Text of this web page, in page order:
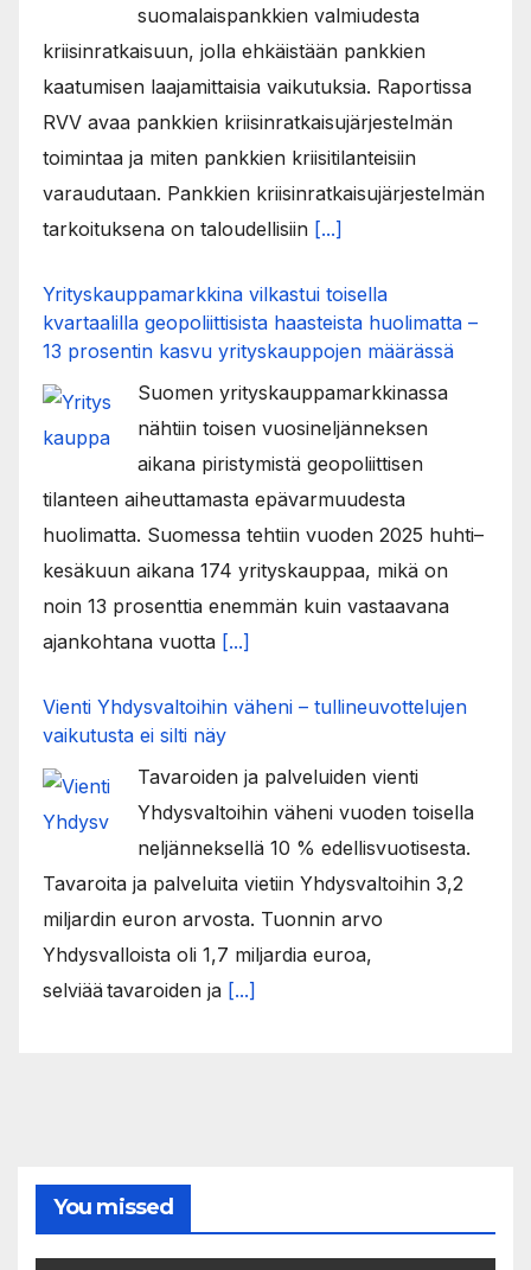
suomalaispankkien valmiudesta
kriisinratkaisuun, jolla ehkäistään pankkien
kaatumisen laajamittaisia vaikutuksia. Raportissa
RVV avaa pankkien kriisinratkaisujärjestelmän
toimintaa ja miten pankkien kriisitilanteisiin
varaudutaan. Pankkien kriisinratkaisujärjestelmän
tarkoituksena on taloudellisiin [...]
Yrityskauppamarkkina vilkastui toisella
kvartaalilla geopoliittisista haasteista huolimatta –
13 prosentin kasvu yrityskauppojen määrässä
Suomen yrityskauppamarkkinassa
nähtiin toisen vuosineljänneksen
aikana piristymistä geopoliittisen
tilanteen aiheuttamasta epävarmuudesta
huolimatta. Suomessa tehtiin vuoden 2025 huhti–
kesäkuun aikana 174 yrityskauppaa, mikä on
noin 13 prosenttia enemmän kuin vastaavana
ajankohtana vuotta [...]
Vienti Yhdysvaltoihin väheni – tullineuvottelujen
vaikutusta ei silti näy
Tavaroiden ja palveluiden vienti
Yhdysvaltoihin väheni vuoden toisella
neljänneksellä 10 % edellisvuotisesta.
Tavaroita ja palveluita vietiin Yhdysvaltoihin 3,2
miljardin euron arvosta. Tuonnin arvo
Yhdysvalloista oli 1,7 miljardia euroa,
selviää tavaroiden ja [...]
You missed